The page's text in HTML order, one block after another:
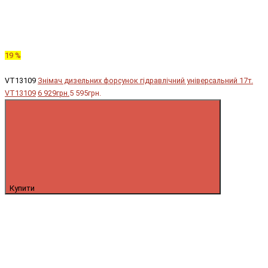
19 %
VT13109 Знімач дизельних форсунок гідравлічний універсальний 17т.
VT13109 6 929грн.5 595грн.
Купити